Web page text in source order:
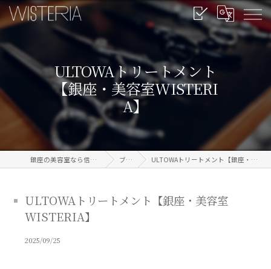
ULTOWAトリートメント
【銀座・美容室WISTERI
A】
銀座の美容室なら信頼のWISTERIA ブログ ULTOWAトリートメント【銀座・美容室WISTERIA】
ULTOWAトリートメント【銀座・美容室
WISTERIA】
2025/09/25